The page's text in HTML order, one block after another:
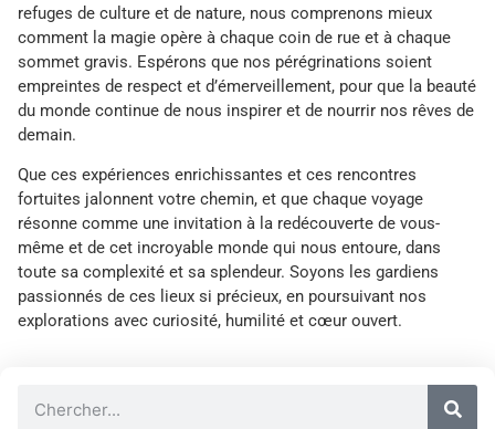
refuges de culture et de nature, nous comprenons mieux
comment la magie opère à chaque coin de rue et à chaque
sommet gravis. Espérons que nos pérégrinations soient
empreintes de respect et d’émerveillement, pour que la beauté
du monde continue de nous inspirer et de nourrir nos rêves de
demain.
Que ces expériences enrichissantes et ces rencontres
fortuites jalonnent votre chemin, et que chaque voyage
résonne comme une invitation à la redécouverte de vous-
même et de cet incroyable monde qui nous entoure, dans
toute sa complexité et sa splendeur. Soyons les gardiens
passionnés de ces lieux si précieux, en poursuivant nos
explorations avec curiosité, humilité et cœur ouvert.